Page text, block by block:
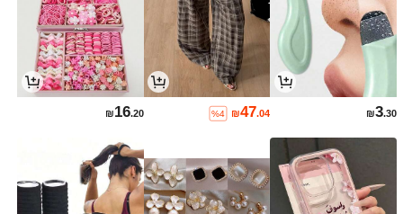
₪3.30
₪47.04
%4
₪16.20